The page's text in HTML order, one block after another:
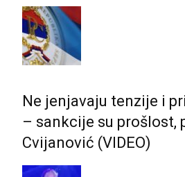
Ne jenjavaju tenzije i
– sankcije su prošlost,
Cvijanović (VIDEO)